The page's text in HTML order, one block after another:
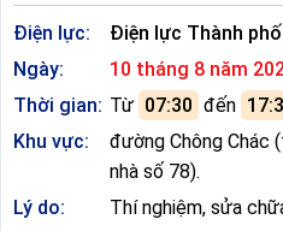
Điện lực:
Điện lực Thành
Ngày:
10 tháng 8 năm
Thời gian: Từ 07:30 đến
Khu vực:
đường Chông Chác
nhà số 78).
Lý do:
Thí nghiệm, sửa